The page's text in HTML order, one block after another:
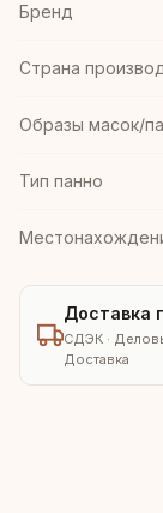
Бренд
Страна
Образы масок/
Тип панно
Доставка
СДЭК ·
Доставка